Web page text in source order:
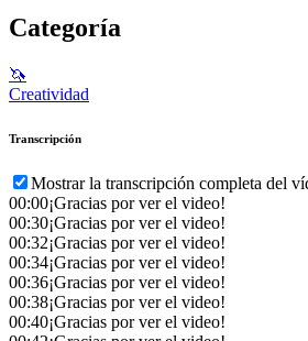
Categoría
🦄
Creatividad
Transcripción
Mostrar la transcripción completa del
00:00¡Gracias por ver el video!
00:30¡Gracias por ver el video!
00:32¡Gracias por ver el video!
00:34¡Gracias por ver el video!
00:36¡Gracias por ver el video!
00:38¡Gracias por ver el video!
00:40¡Gracias por ver el video!